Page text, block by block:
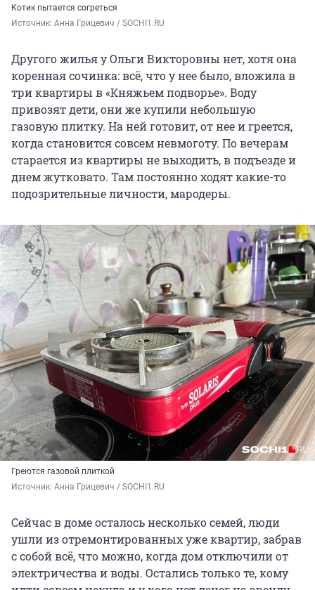
Котик пытается согреться
Источник: Анна Грицевич / SOCHI1.RU
Другого жилья у Ольги Викторовны нет, хотя она
коренная сочинка: всё, что у нее было, вложила в
три квартиры в «Княжьем подворье». Воду
привозят дети, они же купили небольшую
газовую плитку. На ней готовит, от нее и греется,
когда становится совсем невмоготу. По вечерам
старается из квартиры не выходить, в подъезде и
днем жутковато. Там постоянно ходят какие-то
подозрительные личности, мародеры.
Греются газовой плиткой
Источник: Анна Грицевич / SOCHI1.RU
Сейчас в доме осталось несколько семей, люди
ушли из отремонтированных уже квартир, забрав
с собой всё, что можно, когда дом отключили от
электричества и воды. Остались только те, кому